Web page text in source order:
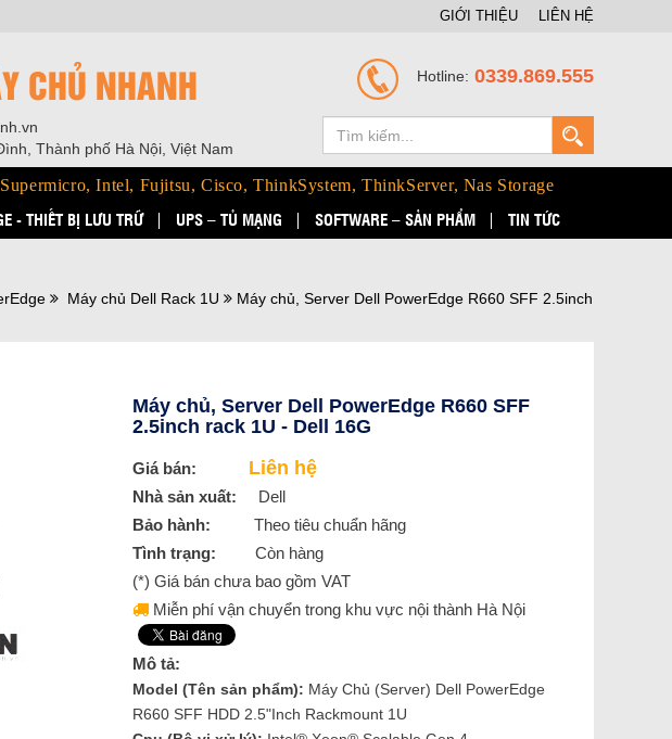
GIỚI THIỆU LIÊN HỆ
CHỦ NHANH
Thành phố Hà Nội, Việt Nam
Hotline: 0339.869.555
Intel, Fujitsu, Cisco, ThinkSystem, ThinkServer, Nas Storage
- THIẾT BỊ LƯU TRỮ UPS – TỦ MẠNG SOFTWARE – SẢN PHẨM TIN TỨC
Máy chủ Dell Rack 1U
Máy chủ, Server Dell PowerEdge R660 SFF 2.5inch
Máy chủ, Server Dell PowerEdge R660 SFF
2.5inch rack 1U - Dell 16G
Giá bán: Liên hệ
Nhà sản xuất: Dell
Bảo hành: Theo tiêu chuẩn hãng
Tình trạng: Còn hàng
(*) Giá bán chưa bao gồm VAT
Miễn phí vận chuyển trong khu vực nội thành Hà Nội
Mô tả:
Model (Tên sản phẩm): Máy Chủ (Server) Dell PowerEdge
R660 SFF HDD 2.5"Inch Rackmount 1U